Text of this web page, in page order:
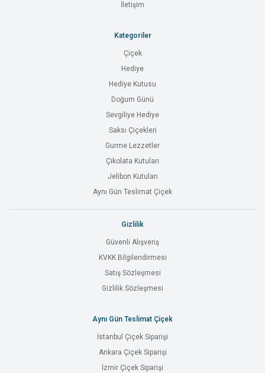
İletişim
Kategoriler
Çiçek
Hediye
Hediye Kutusu
Doğum Günü
Sevgiliye Hediye
Saksı Çiçekleri
Gurme Lezzetler
Çikolata Kutuları
Jelibon Kutuları
Aynı Gün Teslimat Çiçek
Gizlilik
Güvenli Alışveriş
KVKK Bilgilendirmesi
Satış Sözleşmesi
Gizlilik Sözleşmesi
Aynı Gün Teslimat Çiçek
İstanbul Çiçek Siparişi
Ankara Çiçek Siparişi
İzmir Çiçek Siparişi